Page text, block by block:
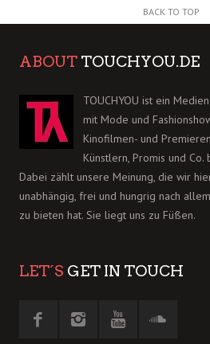
BACK TO TOP
ABOUT TOUCHYOU.DE
TOUCHYOU ist ein
mit Mode und
Kinofilmen- und
Künstlern, Promis und Co.
Dabei zählt unsere Meinung, die wir
unabhängig, frei und hungrig nach
zu bieten hat. Sie liegt uns zu Füßen.
LET´S GET IN TOUCH